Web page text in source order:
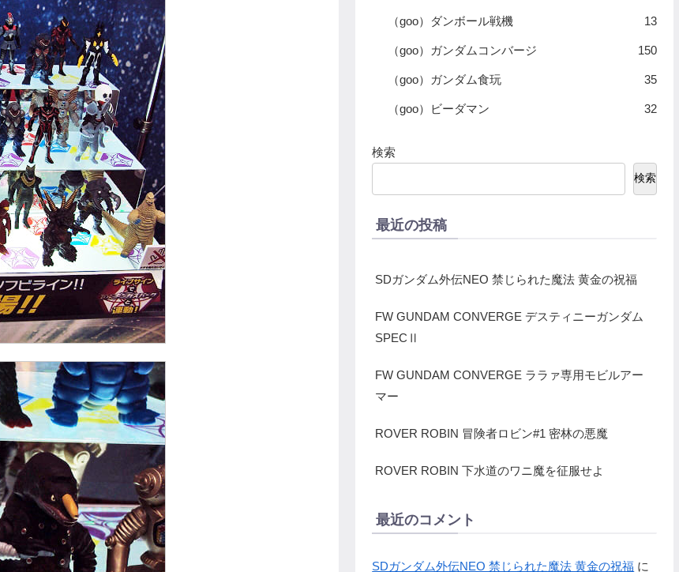
（goo）ダンボール戦機 13
（goo）ガンダムコンバージ 150
（goo）ガンダム食玩 35
（goo）ビーダマン 32
検索
検索
最近の投稿
SDガンダム外伝NEO 禁じられた魔法 黄金の祝福
FW GUNDAM CONVERGE デスティニーガンダム
SPECⅡ
FW GUNDAM CONVERGE ララァ専用モビルアー
マー
ROVER ROBIN 冒険者ロビン#1 密林の悪魔
ROVER ROBIN 下水道のワニ魔を征服せよ
最近のコメント
SDガンダム外伝NEO 禁じられた魔法 黄金の祝福 に